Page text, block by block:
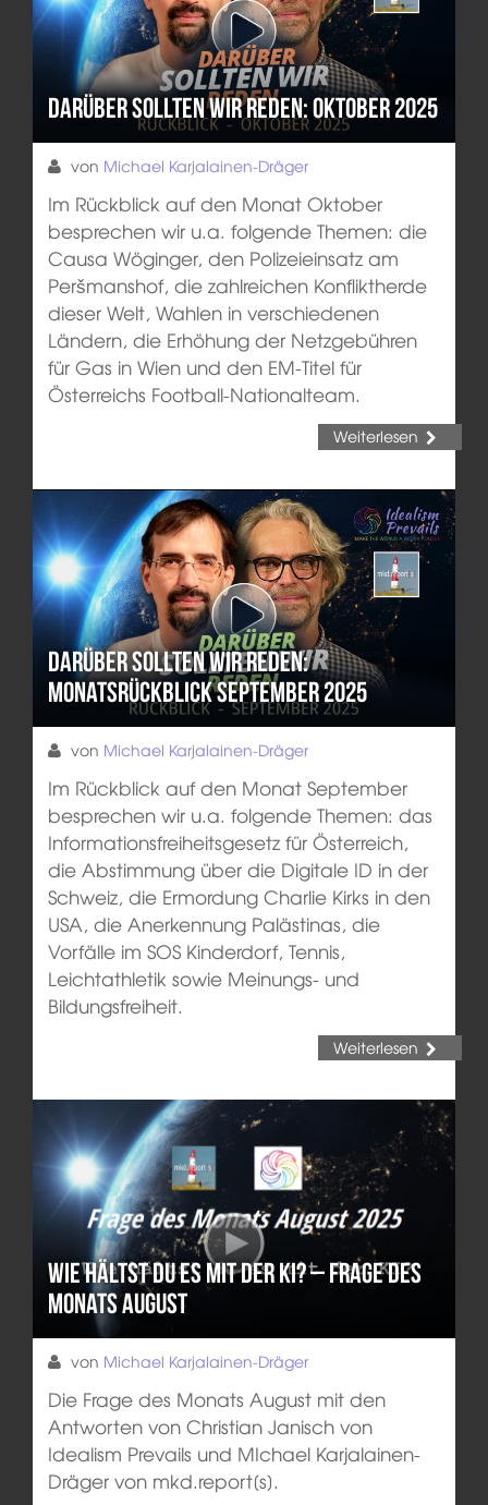
Darüber sollten wir reden: Oktober 2025
von Michael Karjalainen-Dräger
Im Rückblick auf den Monat Oktober
besprechen wir u.a. folgende Themen: die
Causa Wöginger, den Polizeieinsatz am
Peršmanshof, die zahlreichen Konfliktherde
dieser Welt, Wahlen in verschiedenen
Ländern, die Erhöhung der Netzgebühren
für Gas in Wien und den EM-Titel für
Österreichs Football-Nationalteam.
Weiterlesen
Darüber sollten wir reden:
Monatsrückblick September 2025
von Michael Karjalainen-Dräger
Im Rückblick auf den Monat September
besprechen wir u.a. folgende Themen: das
Informationsfreiheitsgesetz für Österreich,
die Abstimmung über die Digitale ID in der
Schweiz, die Ermordung Charlie Kirks in den
USA, die Anerkennung Palästinas, die
Vorfälle im SOS Kinderdorf, Tennis,
Leichtathletik sowie Meinungs- und
Bildungsfreiheit.
Weiterlesen
Wie hältst du es mit der KI? – Frage des
Monats August
von Michael Karjalainen-Dräger
Die Frage des Monats August mit den
Antworten von Christian Janisch von
Idealism Prevails und MIchael Karjalainen-
Dräger von mkd.report[s].